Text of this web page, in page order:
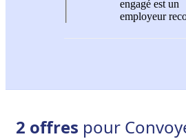
engagé est un
employeur
2 offres pour